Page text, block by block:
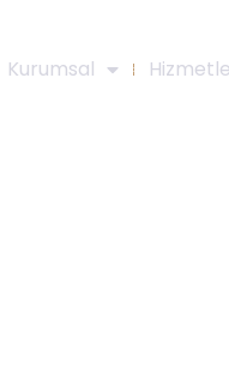
Kurumsal